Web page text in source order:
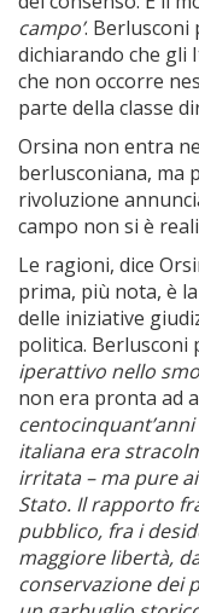
campo’. Berlusconi
dichiarando che gli
che non occorre
parte della classe
Orsina non entra
berlusconiana, ma
rivoluzione
campo non si è
Le ragioni, dice
prima, più nota, è
delle iniziative
politica. Berlusconi
iperattivo nello
non era pronta ad
italiana era
irritata – ma pure
Stato. Il rapporto
pubblico, fra i
maggiore libertà,
conservazione dei